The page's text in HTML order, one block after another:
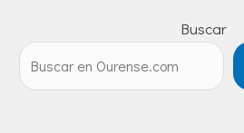
Buscar